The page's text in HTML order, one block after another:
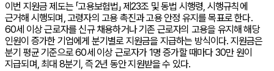
이번 지원금 제도는 「고용보험법」 제23조 및 동법 시행령, 시행규칙에
근거해 시행되며, 고령자의 고용 촉진과 고용 안정 유지를 목표로 한다.
60세 이상 근로자를 신규 채용하거나 기존 근로자의 고용을 유지해 해당
인원이 증가한 기업에게 분기별로 지원금을 지급하는 방식이다. 지원금은
분기 평균 기준으로 60세 이상 근로자가 1명 증가할 때마다 30만 원이
지급되며, 최대 8분기, 즉 2년 동안 지원받을 수 있다.